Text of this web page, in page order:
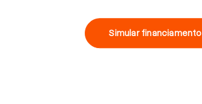
Simular financiamento